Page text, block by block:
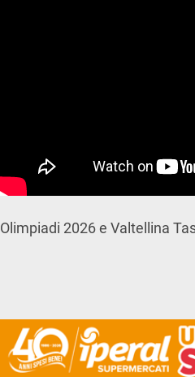
Olimpiadi 2026 e Valtellina